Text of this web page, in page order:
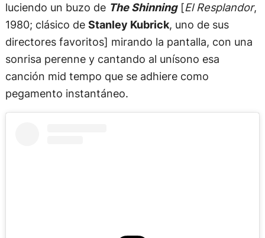
luciendo un buzo de The Shinning[El Resplandor,
1980; clásico de Stanley Kubrick, uno de sus
directores favoritos] mirando la pantalla, con una
sonrisa perenne y cantando al unísono esa
canción mid tempo que se adhiere como
pegamento instantáneo.